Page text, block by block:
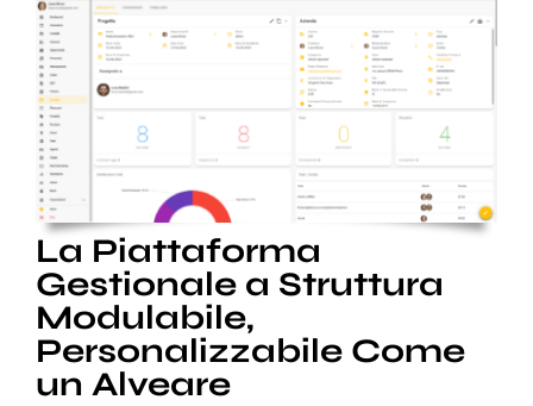
La Piattaforma
Gestionale a Struttura
Modulabile,
Personalizzabile Come
un Alveare